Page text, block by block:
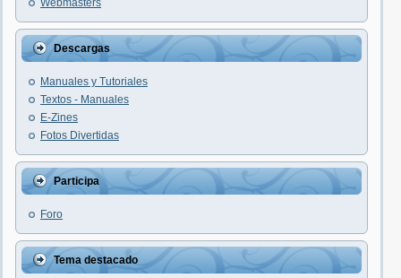
Webmasters
Descargas
Manuales y Tutoriales
Textos - Manuales
E-Zines
Fotos Divertidas
Participa
Foro
Tema destacado